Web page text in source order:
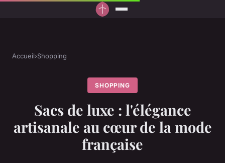
Accueil›Shopping
SHOPPING
Sacs de luxe : l'élégance
artisanale au cœur de la mode
française